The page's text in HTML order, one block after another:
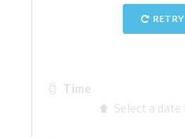
Palazzo Vecchio
Jetzt buchen